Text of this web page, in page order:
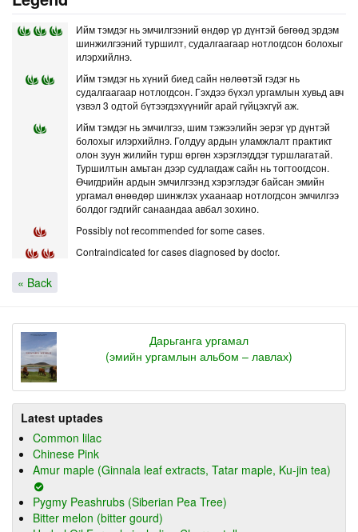
Ийм тэмдэг нь эмчилгээний өндөр үр дүнтэй бөгөөд эрдэм
шинжилгээний туршилт, судалгаагаар нотлогдсон болохыг
илэрхийлнэ.
Ийм тэмдэг нь хүний биед сайн нөлөөтэй гэдэг нь
судалгаагаар нотлогдсон. Гэхдээ бүхэл ургамлын хувьд авч
үзвэл 3 одтой бүтээгдэхүүнийг арай гүйцэхгүй аж.
Ийм тэмдэг нь эмчилгээ, шим тэжээлийн эерэг үр дүнтэй
болохыг илэрхийлнэ. Голдуу ардын уламжлалт практикт
олон зуун жилийн турш өргөн хэрэглэгддэг туршлагатай.
Туршилтын амьтан дээр судлагдаж сайн нь тогтоогдсон.
Өчигдрийн ардын эмчилгээнд хэрэглэдэг байсан эмийн
ургамал өнөөдөр шинжлэх ухаанаар нотлогдсон эмчилгээ
болдог гэдгийг санаандаа авбал зохино.
Possibly not recommended for some cases.
Contraindicated for cases diagnosed by doctor.
« Back
Дарьганга ургамал
(эмийн ургамлын альбом – лавлах)
Latest uptades
Common lilac
Chinese Pink
Amur maple (Ginnala leaf extracts, Tatar maple, Ku-jin tea)
Pygmy Peashrubs (Siberian Pea Tree)
Bitter melon (bitter gourd)